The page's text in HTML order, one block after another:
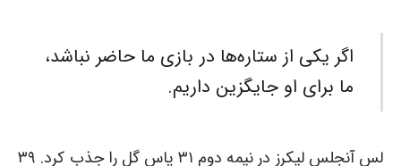
اگر یکی از ستاره‌ها در بازی ما حاضر نباشد،
ما برای او جایگزین داریم.
لس آنجلس لیکرز در نیمه دوم ۳۱ پاس گل را جذب کرد. ۳۹